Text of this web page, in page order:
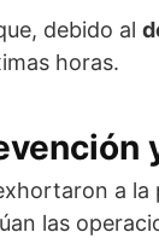
debido al
horas.
a la
las